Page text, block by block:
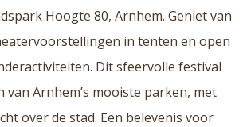
Hoogte 80, Arnhem. Geniet van
in tenten en open
Dit sfeervolle festival
van Arnhem’s mooiste parken, met
over de stad. Een belevenis voor